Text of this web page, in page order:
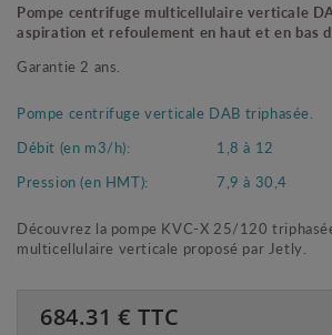
Pompe centrifuge multicellulaire verticale
aspiration et refoulement en haut et en bas
Garantie 2 ans.
Pompe centrifuge verticale DAB triphasée.
Débit (en m3/h):
1,8 à 12
Pression (en HMT):
7,9 à 30,4
Découvrez la pompe KVC-X 25/120
multicellulaire verticale proposé par Jetly.
684.31 € TTC